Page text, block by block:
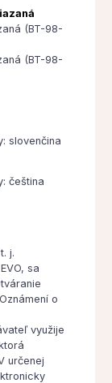
(BT-98-
(BT-98-
slovenčina
čeština
j.
sa
o
využije
určenej